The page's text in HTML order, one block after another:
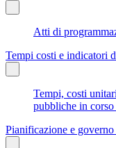
Atti di
Tempi costi e indicatori
Tempi, costi
pubbliche in
Pianificazione e